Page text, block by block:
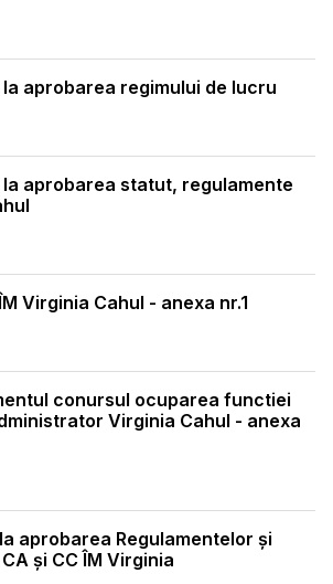
aprobarea regimului de lucru
aprobarea statut, regulamente
Virginia Cahul - anexa nr.1
conursul ocuparea functiei
Virginia Cahul - anexa
aprobarea Regulamentelor şi
şi CC ÎM Virginia